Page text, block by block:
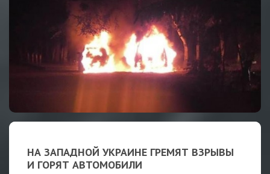
НА ЗАПАДНОЙ УКРАИНЕ ГРЕМЯТ ВЗРЫВЫ
И ГОРЯТ АВТОМОБИЛИ